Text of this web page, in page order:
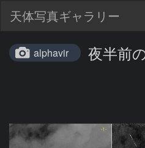
天体写真ギャラリー
alphavir 夜半前